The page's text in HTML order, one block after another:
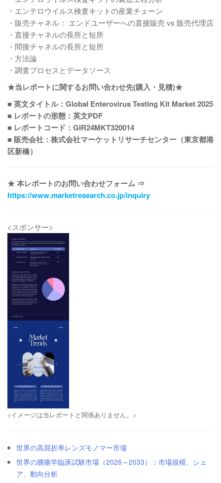
・エンテロウイルス検査キットの産業チェーン
・販売チャネル： エンドユーザーへの直接販売 vs 販売代理店
・直接チャネルの長所と短所
・間接チャネルの長所と短所
・方法論
・調査プロセスとデータソース
★当レポートに関するお問い合わせ先(購入・見積)★
■ 英文タイトル：Global Enterovirus Testing Kit Market 2025
■ レポートの形態：英文PDF
■ レポートコード：GIR24MKT320014
■ 販売会社：株式会社マーケットリサーチセンター（東京都港
区新橋）
★ 本レポートのお問い合わせフォーム ⇒
https://www.marketresearch.co.jp/inquiry
<スポンサー>
<イメージは当レポートと関係ありません。>
世界の高屈折率レンズモノマー市場
世界の腫瘍学臨床試験市場（2026～2033）：市場規模、シェ
ア、動向分析